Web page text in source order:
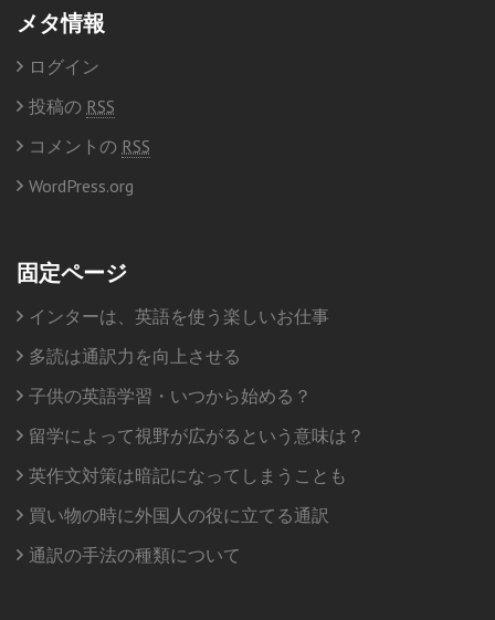
メタ情報
ログイン
投稿の RSS
コメントの RSS
WordPress.org
固定ページ
インターは、英語を使う楽しいお仕事
多読は通訳力を向上させる
子供の英語学習・いつから始める？
留学によって視野が広がるという意味は？
英作文対策は暗記になってしまうことも
買い物の時に外国人の役に立てる通訳
通訳の手法の種類について